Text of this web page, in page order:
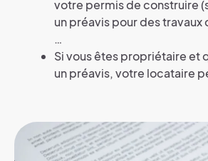
votre permis de construire
un préavis pour des travaux
…
Si vous êtes propriétaire et
un préavis, votre locataire